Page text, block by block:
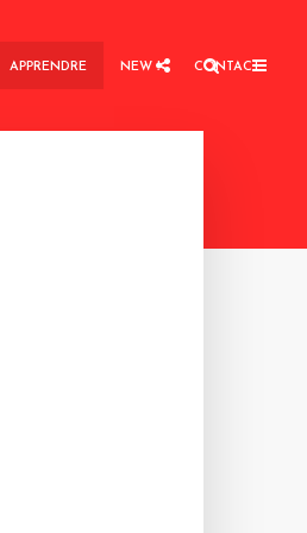
APPRENDRE NEW ! CONTACT